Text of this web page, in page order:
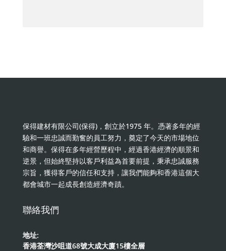
保得建材有限公司(保得)，創立於1975 年。憑著多年的經
驗和一班忠誠而勤奮的員工努力，奠定了今天的市場地位
和商譽。保得在多年經營歷程中，經過香港經濟的順景和
逆景，但始終堅持以客戶利益為首要前提，秉承忠誠服務
宗旨，獲得客戶的信任和支持，讓我們能夠和香港這個大
都會城市一起成長創造經濟奇蹟。
聯絡我們
地址:
香港荃灣沙咀道68號大成大廈15樓全層